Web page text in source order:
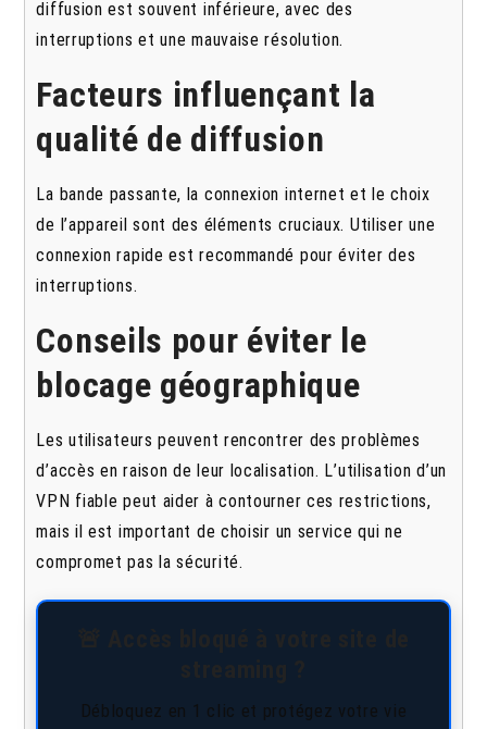
diffusion est souvent inférieure, avec des
interruptions et une mauvaise résolution.
Facteurs influençant la
qualité de diffusion
La bande passante, la connexion internet et le choix
de l’appareil sont des éléments cruciaux. Utiliser une
connexion rapide est recommandé pour éviter des
interruptions.
Conseils pour éviter le
blocage géographique
Les utilisateurs peuvent rencontrer des problèmes
d’accès en raison de leur localisation. L’utilisation d’un
VPN fiable peut aider à contourner ces restrictions,
mais il est important de choisir un service qui ne
compromet pas la sécurité.
Débloquez en 1 clic et protégez votre vie